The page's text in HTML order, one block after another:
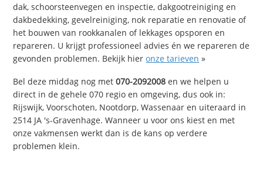
dak, schoorsteenvegen en inspectie, dakgootreiniging en
dakbedekking, gevelreiniging, nok reparatie en renovatie of
het bouwen van rookkanalen of lekkages opsporen en
repareren. U krijgt professioneel advies én we repareren de
gevonden problemen. Bekijk hieronze tarieven »
Bel deze middag nog met070-2092008 en we helpen u
direct in de gehele 070 regio en omgeving, dus ook in:
Rijswijk, Voorschoten, Nootdorp, Wassenaar en uiteraard in
2514 JA 's-Gravenhage. Wanneer u voor ons kiest en met
onze vakmensen werkt dan is de kans op verdere
problemen klein.